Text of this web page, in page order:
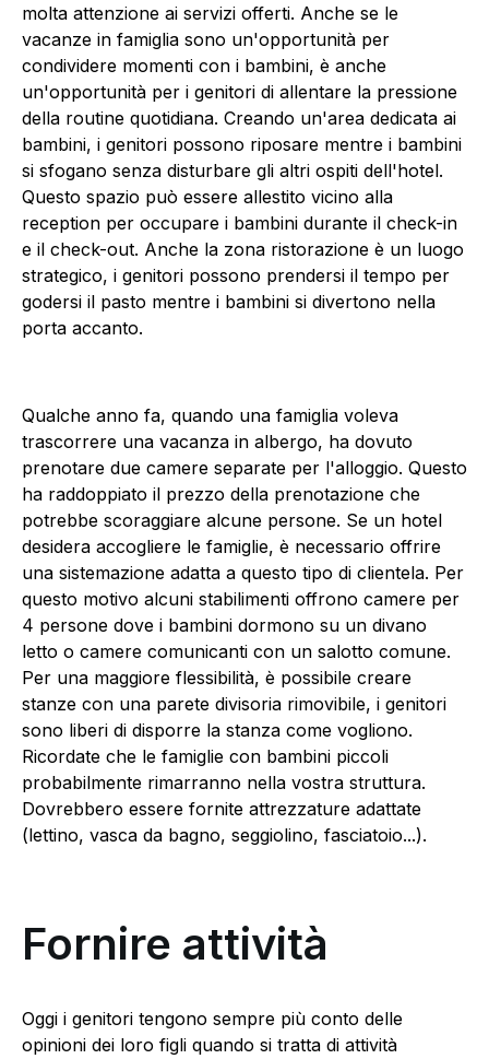
molta attenzione ai servizi offerti. Anche se le
vacanze in famiglia sono un'opportunità per
condividere momenti con i bambini, è anche
un'opportunità per i genitori di allentare la pressione
della routine quotidiana. Creando un'area dedicata ai
bambini, i genitori possono riposare mentre i bambini
si sfogano senza disturbare gli altri ospiti dell'hotel.
Questo spazio può essere allestito vicino alla
reception per occupare i bambini durante il check-in
e il check-out. Anche la zona ristorazione è un luogo
strategico, i genitori possono prendersi il tempo per
godersi il pasto mentre i bambini si divertono nella
porta accanto.
Qualche anno fa, quando una famiglia voleva
trascorrere una vacanza in albergo, ha dovuto
prenotare due camere separate per l'alloggio. Questo
ha raddoppiato il prezzo della prenotazione che
potrebbe scoraggiare alcune persone. Se un hotel
desidera accogliere le famiglie, è necessario offrire
una sistemazione adatta a questo tipo di clientela. Per
questo motivo alcuni stabilimenti offrono camere per
4 persone dove i bambini dormono su un divano
letto o camere comunicanti con un salotto comune.
Per una maggiore flessibilità, è possibile creare
stanze con una parete divisoria rimovibile, i genitori
sono liberi di disporre la stanza come vogliono.
Ricordate che le famiglie con bambini piccoli
probabilmente rimarranno nella vostra struttura.
Dovrebbero essere fornite attrezzature adattate
(lettino, vasca da bagno, seggiolino, fasciatoio...).
Fornire attività
Oggi i genitori tengono sempre più conto delle
opinioni dei loro figli quando si tratta di attività